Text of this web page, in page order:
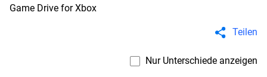
Game Drive for Xbox
Teilen
Nur Unterschiede anzeigen